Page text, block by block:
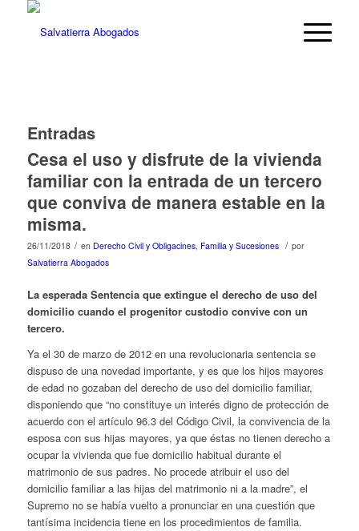
Entradas
Cesa el uso y disfrute de la vivienda
familiar con la entrada de un tercero
que conviva de manera estable en la
misma.
26/11/2018 / en Derecho Civil y Obligacines, Familia y Sucesiones / por
Salvatierra Abogados
La esperada Sentencia que extingue el derecho de uso del
domicilio cuando el progenitor custodio convive con un
tercero.
Ya el 30 de marzo de 2012 en una revolucionaria sentencia se
dispuso de una novedad importante, y es que los hijos mayores
de edad no gozaban del derecho de uso del domicilio familiar,
disponiendo que “no constituye un interés digno de protección de
acuerdo con el artículo 96.3 del Código Civil, la convivencia de la
esposa con sus hijas mayores, ya que éstas no tienen derecho a
ocupar la vivienda que fue domicilio habitual durante el
matrimonio de sus padres. No procede atribuir el uso del
domicilio familiar a las hijas del matrimonio ni a la madre”, el
Supremo no se había vuelto a pronunciar en una cuestión que
tantísima incidencia tiene en los procedimientos de familia.